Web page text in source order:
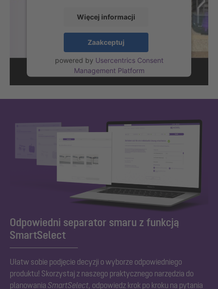
Więcej informacji
Zaakceptuj
powered by Usercentrics Consent
Management Platform
Odpowiedni separator smaru z funkcją
SmartSelect
Ułatw sobie podjęcie decyzji o wyborze odpowiedniego
produktu! Skorzystaj z naszego praktycznego narzędzia do
planowania SmartSelect, odpowiedz krok po kroku na pytania